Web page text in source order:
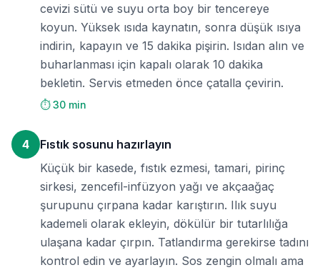
cevizi sütü ve suyu orta boy bir tencereye
koyun. Yüksek ısıda kaynatın, sonra düşük ısıya
indirin, kapayın ve 15 dakika pişirin. Isıdan alın ve
buharlanması için kapalı olarak 10 dakika
bekletin. Servis etmeden önce çatalla çevirin.
⏱️ 30 min
4
Fıstık sosunu hazırlayın
Küçük bir kasede, fıstık ezmesi, tamari, pirinç
sirkesi, zencefil-infüzyon yağı ve akçaağaç
şurupunu çırpana kadar karıştırın. Ilık suyu
kademeli olarak ekleyin, dökülür bir tutarlılığa
ulaşana kadar çırpın. Tatlandırma gerekirse tadını
kontrol edin ve ayarlayın. Sos zengin olmalı ama